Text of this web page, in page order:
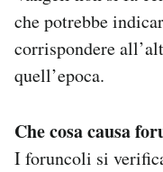
che potrebbe
corrispondere
quell’epoca.
Che cosa causa
I foruncoli si